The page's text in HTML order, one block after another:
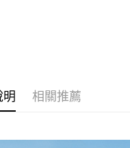
明 相關推薦